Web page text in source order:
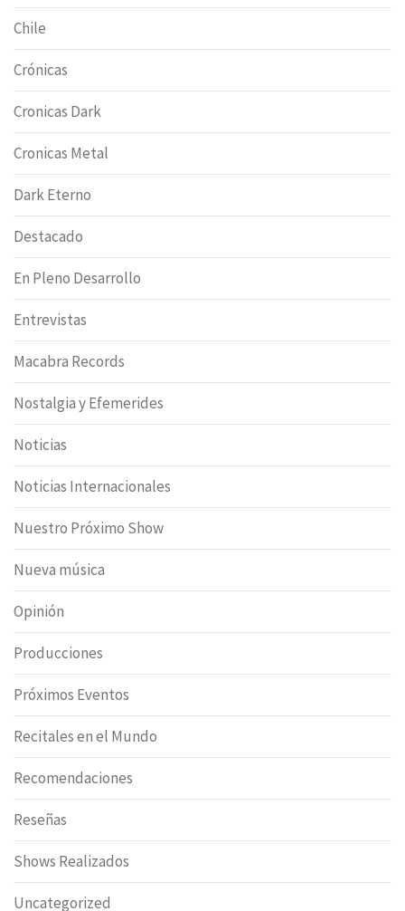
Chile
Crónicas
Cronicas Dark
Cronicas Metal
Dark Eterno
Destacado
En Pleno Desarrollo
Entrevistas
Macabra Records
Nostalgia y Efemerides
Noticias
Noticias Internacionales
Nuestro Próximo Show
Nueva música
Opinión
Producciones
Próximos Eventos
Recitales en el Mundo
Recomendaciones
Reseñas
Shows Realizados
Uncategorized